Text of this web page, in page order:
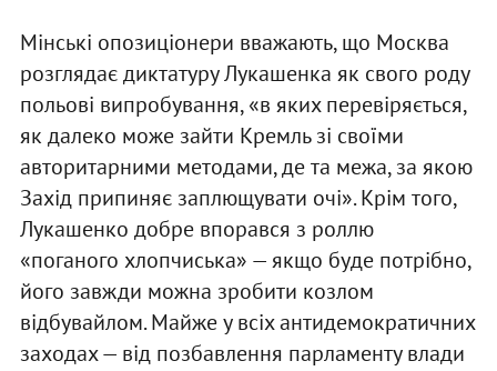
Мінські опозиціонери вважають, що Москва
розглядає диктатуру Лукашенка як свого роду
польові випробування, «в яких перевіряється,
як далеко може зайти Кремль зі своїми
авторитарними методами, де та межа, за якою
Захід припиняє заплющувати очі». Крім того,
Лукашенко добре впорався з роллю
«поганого хлопчиська» — якщо буде потрібно,
його завжди можна зробити козлом
відбувайлом. Майже у всіх антидемократичних
заходах — від позбавлення парламенту влади